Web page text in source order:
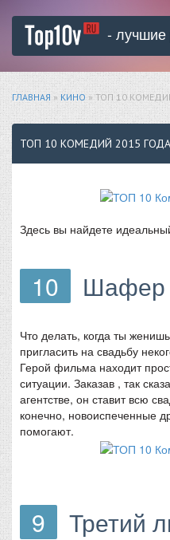
- лучшие
ГЛАВНАЯ »КИНО» ТОП 10
ТОП 10 КОМЕДИЙ 2015 ГОДА
Здесь вы найдете
10 Шафер
Что делать, когда ты
пригласить на свадьбу
Герой фильма находит
ситуации. Заказав , так
агентстве, он ставит всю
конечно, новоиспеченные
помогают.
9 Третий